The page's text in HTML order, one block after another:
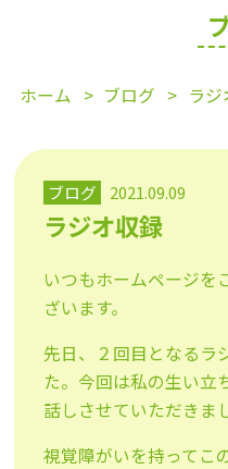
ホーム ブログ ラ
ブログ 2021.09.09
ラジオ収録
いつもホームページを
ざいます。
先日、２回目となるラ
た。今回は私の生い立
話しさせていただきま
視覚障がいを持ってこ